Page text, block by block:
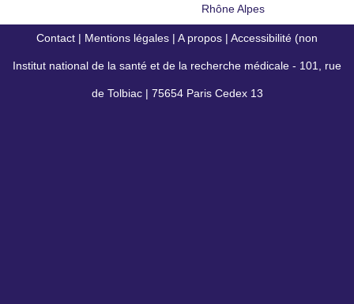
Rhône Alpes
Contact | Mentions légales | A propos | Accessibilité (non
conforme)
Institut national de la santé et de la recherche médicale - 101, rue
de Tolbiac | 75654 Paris Cedex 13